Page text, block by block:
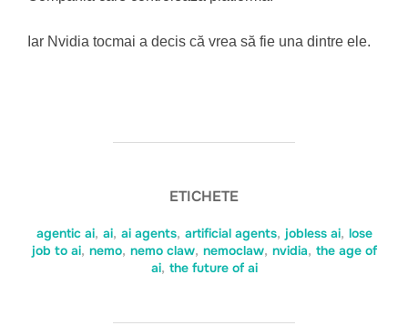
Iar Nvidia tocmai a decis că vrea să fie una dintre ele.
ETICHETE
agentic ai, ai, ai agents, artificial agents, jobless ai, lose
job to ai, nemo, nemo claw, nemoclaw, nvidia, the age of
ai, the future of ai